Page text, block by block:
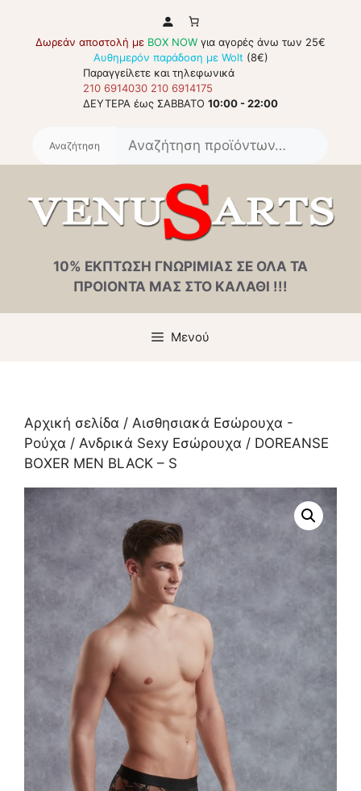
περιεχόμενο
Δωρεάν αποστολή με BOX NOW για αγορές άνω των 25€
Αυθημερόν παράδοση με Wolt (8€)
Παραγγείλετε και τηλεφωνικά
210 6914030 210 6914175
ΔΕΥΤΕΡΑ έως ΣΑΒΒΑΤΟ 10:00 - 22:00
10% ΕΚΠΤΩΣΗ ΓΝΩΡΙΜΙΑΣ ΣΕ ΟΛΑ ΤΑ
ΠΡΟΙΟΝΤΑ ΜΑΣ ΣΤΟ ΚΑΛΑΘΙ !!!
Μενού
Αρχική σελίδα / Αισθησιακά Εσώρουχα -
Ρούχα / Ανδρικά Sexy Εσώρουχα / DOREANSE
BOXER MEN BLACK – S